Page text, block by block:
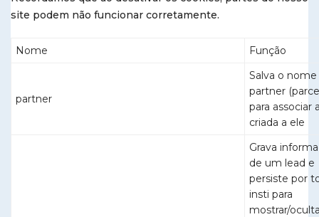
site podem não funcionar corretamente.
Nome Função
partner
Salva o
partner
para associar
criada a ele
Grava
de um lead e
persiste por
insti para
mostrar/